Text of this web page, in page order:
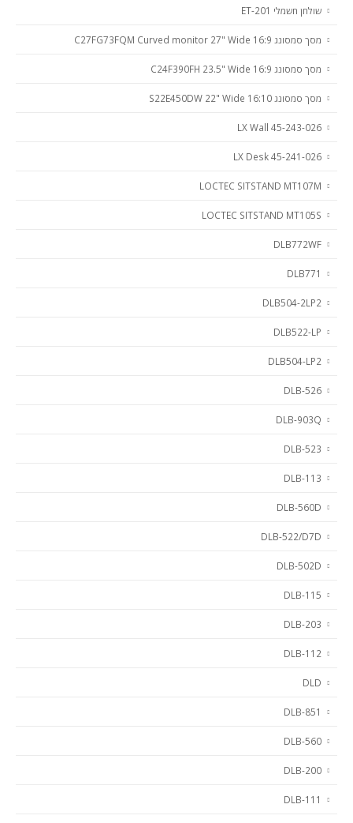
שולחן חשמלי ET-201
מסך סמסונג C27FG73FQM Curved monitor 27" Wide 16:9
מסך סמסונג C24F390FH 23.5" Wide 16:9
מסך סמסונג S22E450DW 22" Wide 16:10
LX Wall 45-243-026
LX Desk 45-241-026
LOCTEC SITSTAND MT107M
LOCTEC SITSTAND MT105S
DLB772WF
DLB771
DLB504-2LP2
DLB522-LP
DLB504-LP2
DLB-526
DLB-903Q
DLB-523
DLB-113
DLB-560D
DLB-522/D7D
DLB-502D
DLB-115
DLB-203
DLB-112
DLD
DLB-851
DLB-560
DLB-200
DLB-111